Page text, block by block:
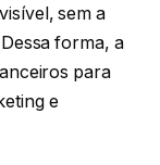
sem a
forma, a
para
e